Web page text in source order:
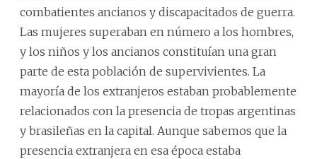
combatientes ancianos y discapacitados de guerra.
Las mujeres superaban en número a los hombres,
y los niños y los ancianos constituían una gran
parte de esta población de supervivientes. La
mayoría de los extranjeros estaban probablemente
relacionados con la presencia de tropas argentinas
y brasileñas en la capital. Aunque sabemos que la
presencia extranjera en esa época estaba